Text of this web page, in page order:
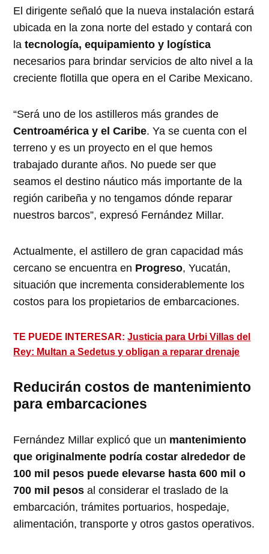
El dirigente señaló que la nueva instalación estará
ubicada en la zona norte del estado y contará con
la tecnología, equipamiento y logística
necesarios para brindar servicios de alto nivel a la
creciente flotilla que opera en el Caribe Mexicano.
“Será uno de los astilleros más grandes de
Centroamérica y el Caribe. Ya se cuenta con el
terreno y es un proyecto en el que hemos
trabajado durante años. No puede ser que
seamos el destino náutico más importante de la
región caribeña y no tengamos dónde reparar
nuestros barcos”, expresó Fernández Millar.
Actualmente, el astillero de gran capacidad más
cercano se encuentra en Progreso, Yucatán,
situación que incrementa considerablemente los
costos para los propietarios de embarcaciones.
TE PUEDE INTERESAR:Justicia para Urbi Villas del
Rey: Multan a Sedetus y obligan a reparar drenaje
Reducirán costos de mantenimiento
para embarcaciones
Fernández Millar explicó que un mantenimiento
que originalmente podría costar alrededor de
100 mil pesos puede elevarse hasta 600 mil o
700 mil pesos al considerar el traslado de la
embarcación, trámites portuarios, hospedaje,
alimentación, transporte y otros gastos operativos.